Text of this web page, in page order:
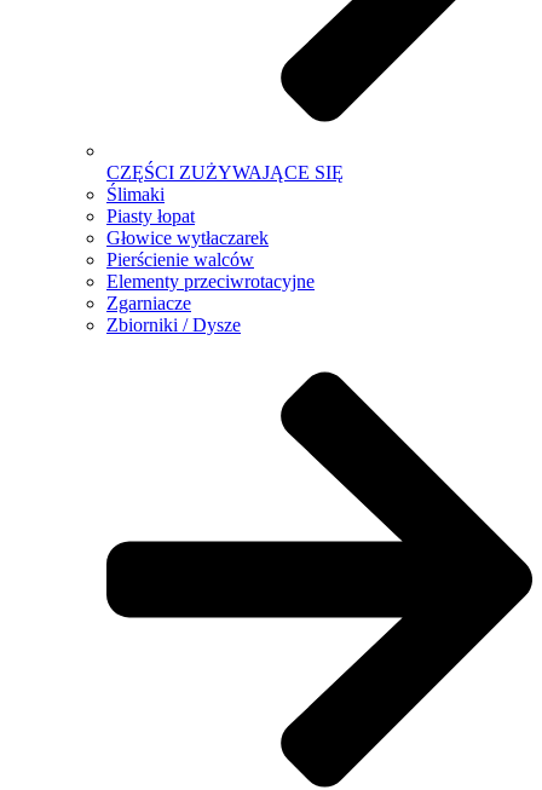
CZĘŚCI ZUŻYWAJĄCE SIĘ
Ślimaki
Piasty łopat
Głowice wytłaczarek
Pierścienie walców
Elementy przeciwrotacyjne
Zgarniacze
Zbiorniki / Dysze